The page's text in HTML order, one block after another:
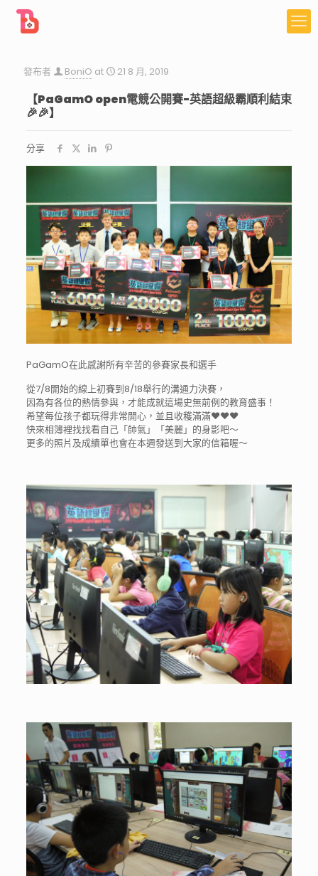
發布者 BoniO at 21 8 月, 2019
【PaGamO open電競公開賽-英語超級霸順利結束
🎉🎉】
分享
PaGamO在此感謝所有辛苦的參賽家長和選手
從7/8開始的線上初賽到8/18舉行的溝通力決賽，
因為有各位的熱情參與，才能成就這場史無前例的教育盛事！
希望每位孩子都玩得非常開心，並且收穫滿滿❤️❤️❤️
快來相簿裡找找看自己「帥氣」「美麗」的身影吧～
更多的照片及成績單也會在本週發送到大家的信箱喔～